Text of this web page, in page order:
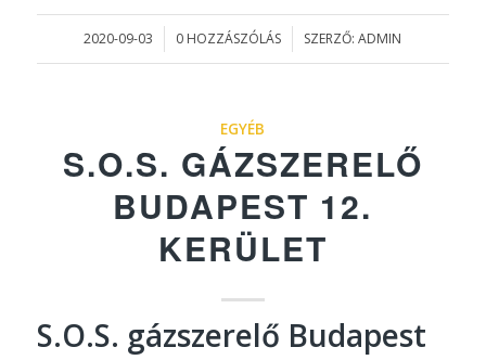
2020-09-03
/ 0 HOZZÁSZÓLÁS
/ SZERZŐ:ADMIN
EGYÉB
S.O.S. GÁZSZERELŐ
BUDAPEST 12.
KERÜLET
S.O.S. gázszerelő Budapest